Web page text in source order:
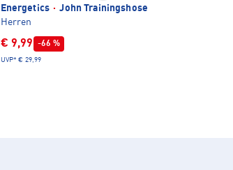
Energetics · John Trainingshose
Herren
€ 9,99 -66 %
UVP* € 29,99